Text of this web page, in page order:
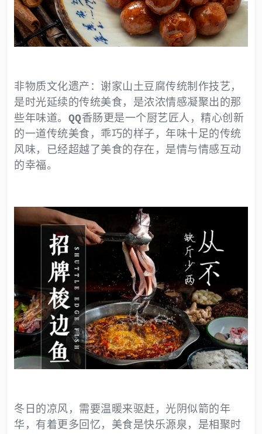
非物质文化遗产：谢家山土豆腐传统制作技艺，
是时光延续的传统美食，是浓浓情感凝聚出的那
些年味道。 QQ香肠更是一个厨艺匠人，精心创新
的一道传统美食，乖巧的样子，年味十足的传统
风味，已经超越了美食的存在，是情与情感互动
的幸福。
冬日的凉风，需要温暖来驱赶，光阴似箭的年
华，有着更多回忆，美食是快乐源泉，是相聚时